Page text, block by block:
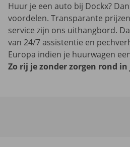
Huur je een auto bij Dockx?
voordelen. Transparante
service zijn ons uithangbord.
van 24/7 assistentie en
Europa indien je huurwagen
Zo rij je zonder zorgen rond